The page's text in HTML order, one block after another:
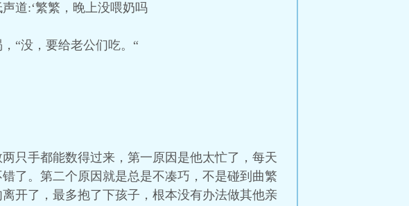
道:‘繁繁，晚上没喂奶吗
“没，要给老公们吃。“
只手都能数得过来，第一原因是他太忙了，每天
了。第二个原因就是总是不凑巧，不是碰到曲繁
开了，最多抱了下孩子，根本没有办法做其他亲